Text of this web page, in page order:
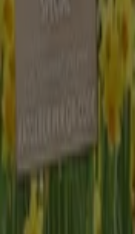
Andere
Baumärkte und
Blumen Risse
Angebote
Gartencenterentdecken
Geschäft befindet sich in
bietet Ihnen eine breite
Produkten, mit denen Sie
August 2026
sparen können.
Bei Tiendeo stellen wir